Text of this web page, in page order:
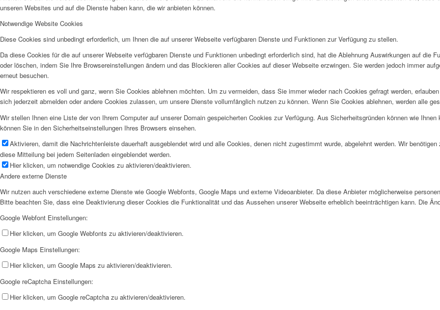
unseren Websites und auf die Dienste haben kann, die wir anbieten können.
Notwendige Website Cookies
Diese Cookies sind unbedingt erforderlich, um Ihnen die auf unserer Webseite verfügbaren Dienste und Funktionen zur Verfügung zu stellen.
Da diese Cookies für die auf unserer Webseite verfügbaren Dienste und Funktionen unbedingt erforderlich sind, hat die Ablehnung Auswirkungen auf die
oder löschen, indem Sie Ihre Browsereinstellungen ändern und das Blockieren aller Cookies auf dieser Webseite erzwingen. Sie werden jedoch immer
erneut besuchen.
Wir respektieren es voll und ganz, wenn Sie Cookies ablehnen möchten. Um zu vermeiden, dass Sie immer wieder nach Cookies gefragt werden,
sich jederzeit abmelden oder andere Cookies zulassen, um unsere Dienste vollumfänglich nutzen zu können. Wenn Sie Cookies ablehnen, werden alle
Wir stellen Ihnen eine Liste der von Ihrem Computer auf unserer Domain gespeicherten Cookies zur Verfügung. Aus Sicherheitsgründen können wie
können Sie in den Sicherheitseinstellungen Ihres Browsers einsehen.
Aktivieren, damit die Nachrichtenleiste dauerhaft ausgeblendet wird und alle Cookies, denen nicht zugestimmt wurde, abgelehnt werden. Wir
diese Mitteilung bei jedem Seitenladen eingeblendet werden.
Hier klicken, um notwendige Cookies zu aktivieren/deaktivieren.
Andere externe Dienste
Wir nutzen auch verschiedene externe Dienste wie Google Webfonts, Google Maps und externe Videoanbieter. Da diese Anbieter möglicherweise
Bitte beachten Sie, dass eine Deaktivierung dieser Cookies die Funktionalität und das Aussehen unserer Webseite erheblich beeinträchtigen kann. Die
Google Webfont Einstellungen:
Hier klicken, um Google Webfonts zu aktivieren/deaktivieren.
Google Maps Einstellungen:
Hier klicken, um Google Maps zu aktivieren/deaktivieren.
Google reCaptcha Einstellungen:
Hier klicken, um Google reCaptcha zu aktivieren/deaktivieren.